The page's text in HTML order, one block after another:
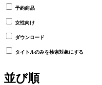
予約商品
女性向け
ダウンロード
タイトルのみを検索対象にする
並び順